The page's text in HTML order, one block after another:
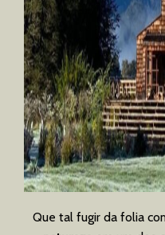
Que tal fugir da folia